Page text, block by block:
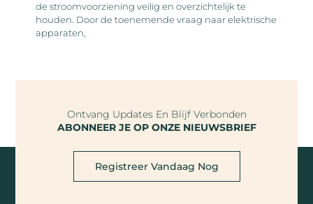
de stroomvoorziening veilig en overzichtelijk te
houden. Door de toenemende vraag naar elektrische
apparaten,
Ontvang Updates En Blijf Verbonden
ABONNEER JE OP ONZE NIEUWSBRIEF
Registreer Vandaag Nog